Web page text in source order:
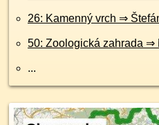
26: Kamenný vrch ⇒
50: Zoologická zahrada ⇒
...